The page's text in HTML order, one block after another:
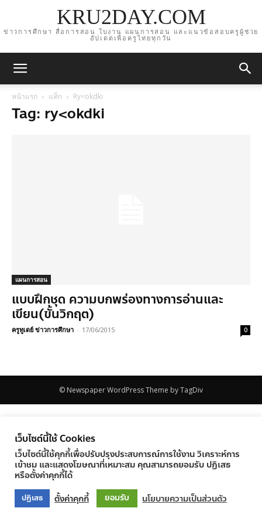
KRU2DAY.COM
ข่าวการศึกษา สื่อการสอน ใบงาน แผนการสอน และแนวข้อสอบครูผู้ช่วย
อัปเดตเพื่อครูไทยทุกวัน
หน้าแรก แท็ก Ry<okdki
Tag: ry<okdki
แผนการสอน
แบบฝึกชุด ความบกพร่องทางการอ่านและ
เขียน(ขั้นวิกฤต)
ครูทูเดย์ ข่าวการศึกษา - 17/06/2015 0
© Newspaper WordPress Theme by TagDiv
เว็บไซต์นี้ใช้ Cookies
เว็บไซต์นี้ใช้คุกกี้เพื่อปรับปรุงประสบการณ์การใช้งาน วิเคราะห์การ
เข้าชม และแสดงโฆษณาที่เหมาะสม คุณสามารถยอมรับ ปฏิเสธ
หรือตั้งค่าคุกกี้ได้
ปฏิเสธ ตั้งค่าคุกกี้ ยอมรับ นโยบายความเป็นส่วนตัว